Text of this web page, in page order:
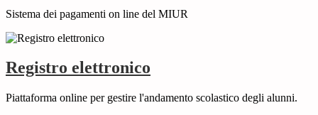
Sistema dei pagamenti on line del MIUR
Registro elettronico
Piattaforma online per gestire l'andamento scolastico degli alunni.